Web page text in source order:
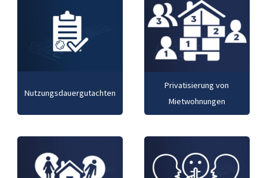
Nutzungsdauergutachten
Privatisierung von
Mietwohnungen